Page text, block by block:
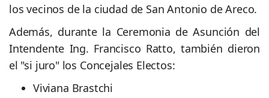
los vecinos de la ciudad de San Antonio de Areco.
Además, durante la Ceremonia de Asunción del
Intendente Ing. Francisco Ratto, también dieron
el "si juro" los Concejales Electos:
Viviana Brastchi